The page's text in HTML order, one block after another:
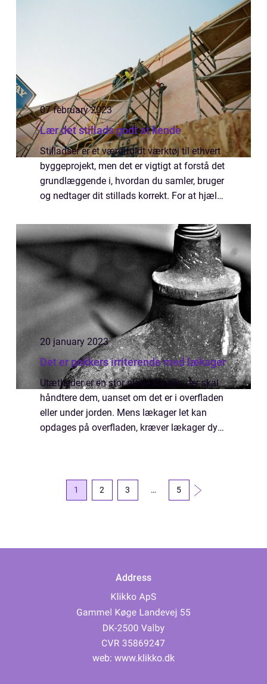
07 february 2023
Lær det stillads godt at kende
Stilladser er et værdifuldt værktøj til ethvert
byggeprojekt, men det er vigtigt at forstå det
grundlæggende i, hvordan du samler, bruger
og nedtager dit stillads korrekt. For at hjælpe
forskellige komponente...
20 january 2023
Det er pokkers irriterende med lækager
Utætheder er en stor plage for alle, der skal
håndtere dem, uanset om det er i overfladen
eller under jorden. Mens lækager let kan
opdages på overfladen, kræver lækager dybt
1 2 3 … 5
Address
web: www.klikko.dk